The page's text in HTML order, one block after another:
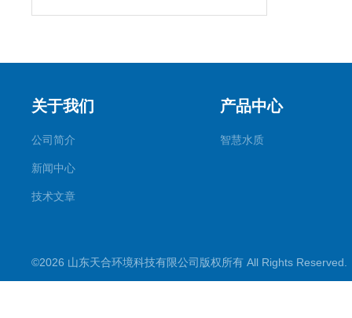
关于我们
公司简介
新闻中心
技术文章
产品中心
智慧水质
©2026 山东天合环境科技有限公司版权所有 All Rights